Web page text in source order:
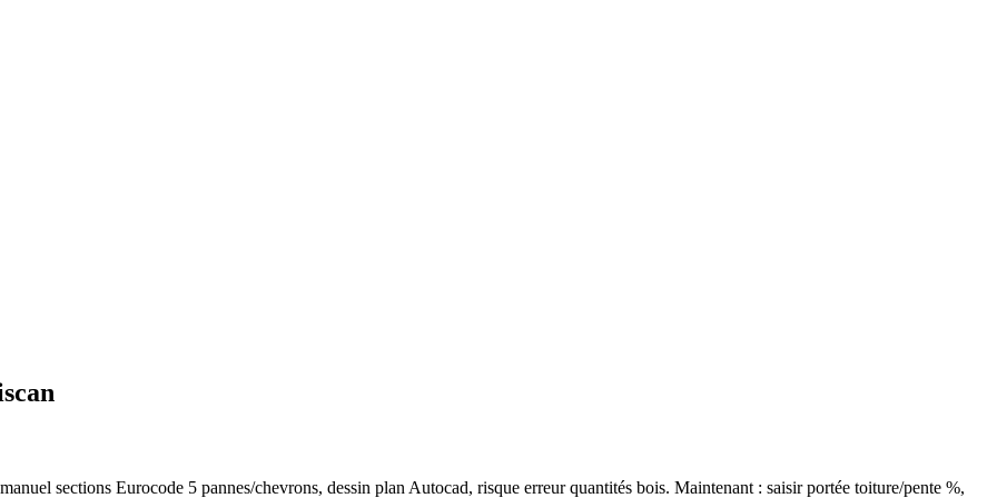
sections Eurocode 5 pannes/chevrons, dessin plan Autocad, risque erreur quantités bois. Maintenant : saisir portée toiture/pente %,